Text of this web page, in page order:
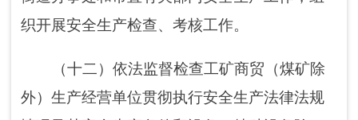
育和培训工作，开展应急管理方面对外交流与
合作。
（十六）完成市委、市政府交办的其他任
务。